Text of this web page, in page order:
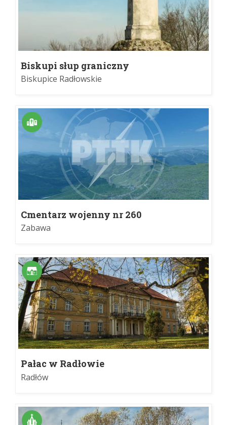
Biskupi słup graniczny
Biskupice Radłowskie
Cmentarz wojenny nr 260
Zabawa
Pałac w Radłowie
Radłów